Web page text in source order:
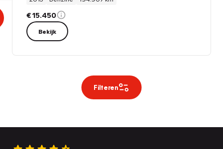
€ 15.450
Bekijk
Filteren